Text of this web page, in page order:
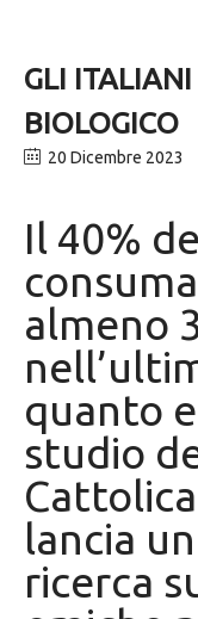
GLI ITALIANI
BIOLOGICO
20 Dicembre 2023
Il 40%
almeno
quanto
studio
lancia
ricerca